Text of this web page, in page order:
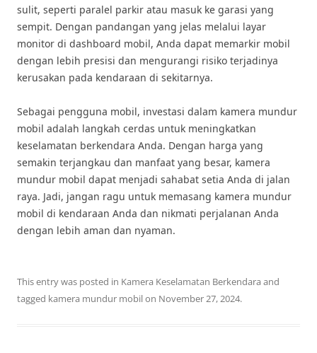
sulit, seperti paralel parkir atau masuk ke garasi yang
sempit. Dengan pandangan yang jelas melalui layar
monitor di dashboard mobil, Anda dapat memarkir mobil
dengan lebih presisi dan mengurangi risiko terjadinya
kerusakan pada kendaraan di sekitarnya.
Sebagai pengguna mobil, investasi dalam kamera mundur
mobil adalah langkah cerdas untuk meningkatkan
keselamatan berkendara Anda. Dengan harga yang
semakin terjangkau dan manfaat yang besar, kamera
mundur mobil dapat menjadi sahabat setia Anda di jalan
raya. Jadi, jangan ragu untuk memasang kamera mundur
mobil di kendaraan Anda dan nikmati perjalanan Anda
dengan lebih aman dan nyaman.
This entry was posted in Kamera Keselamatan Berkendara and
tagged kamera mundur mobilon November 27, 2024.